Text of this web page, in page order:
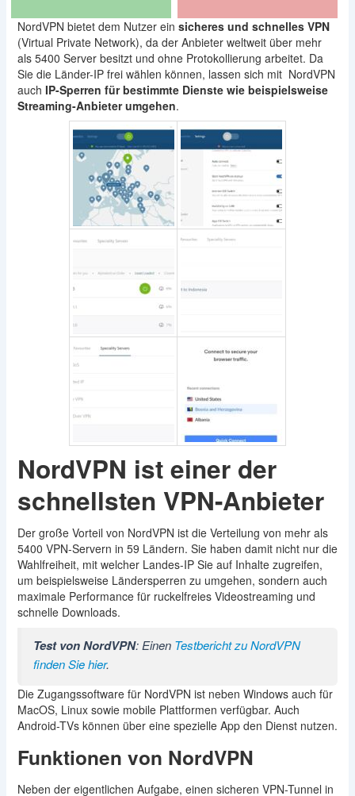
NordVPN bietet dem Nutzer ein sicheres und schnelles VPN
(Virtual Private Network), da der Anbieter weltweit über mehr
als 5400 Server besitzt und ohne Protokollierung arbeitet. Da
Sie die Länder-IP frei wählen können, lassen sich mit NordVPN
auch IP-Sperren für bestimmte Dienste wie beispielsweise
Streaming-Anbieter umgehen.
NordVPN ist einer der
schnellsten VPN-Anbieter
Der große Vorteil von NordVPN ist die Verteilung von mehr als
5400 VPN-Servern in 59 Ländern. Sie haben damit nicht nur die
Wahlfreiheit, mit welcher Landes-IP Sie auf Inhalte zugreifen,
um beispielsweise Ländersperren zu umgehen, sondern auch
maximale Performance für ruckelfreies Videostreaming und
schnelle Downloads.
Test von NordVPN: Einen Testbericht zu NordVPN
finden Sie hier.
Die Zugangssoftware für NordVPN ist neben Windows auch für
MacOS, Linux sowie mobile Plattformen verfügbar. Auch
Android-TVs können über eine spezielle App den Dienst nutzen.
Funktionen von NordVPN
Neben der eigentlichen Aufgabe, einen sicheren VPN-Tunnel in